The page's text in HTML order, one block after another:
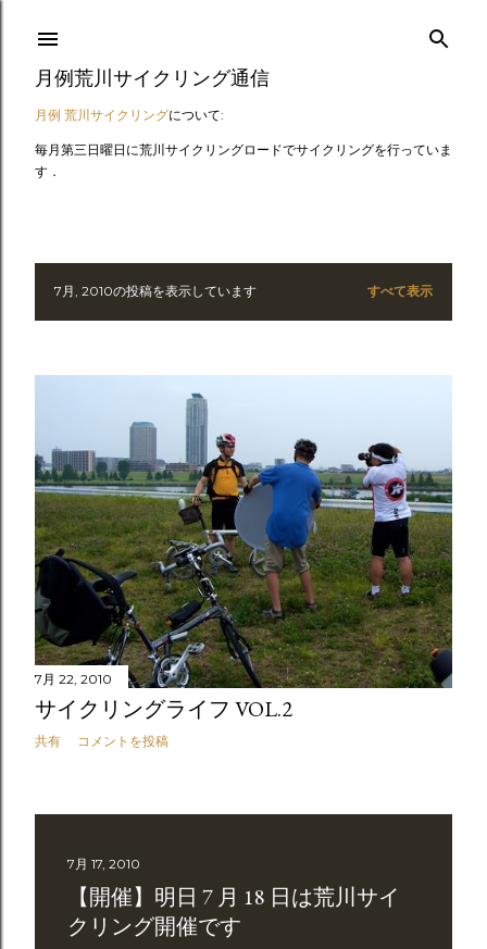
スキップしてメイン コンテンツに移動
月例荒川サイクリング通信
月例 荒川サイクリングについて:
毎月第三日曜日に荒川サイクリングロードでサイクリングを行っていま
す．
投7月, 2010の投稿を表示しています すべて表示
7月 22, 2010
サイクリングライフ VOL.2
共有 コメントを投稿
7月 17, 2010
【開催】明日 7 月 18 日は荒川サイ
クリング開催です